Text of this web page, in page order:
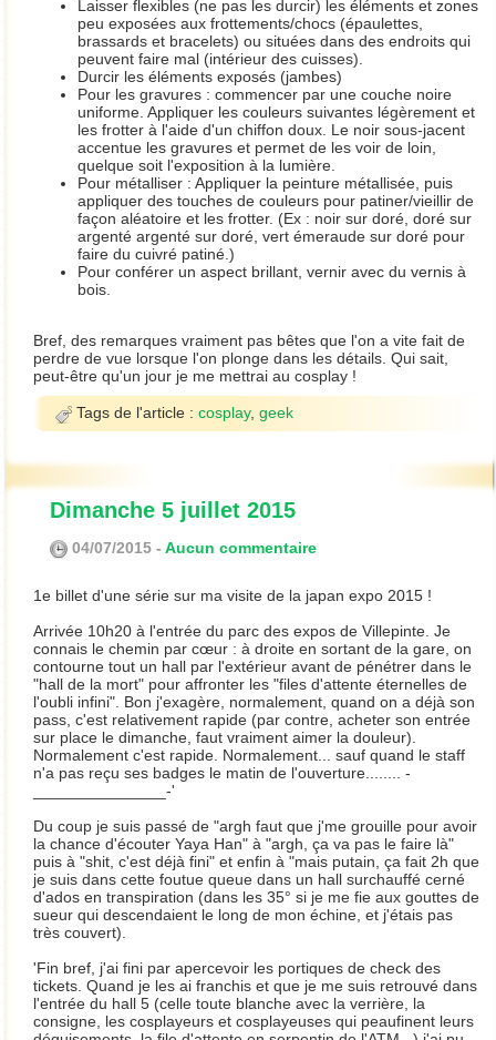
Laisser flexibles (ne pas les durcir) les éléments et zones
peu exposées aux frottements/chocs (épaulettes,
brassards et bracelets) ou situées dans des endroits qui
peuvent faire mal (intérieur des cuisses).
Durcir les éléments exposés (jambes)
Pour les gravures : commencer par une couche noire
uniforme. Appliquer les couleurs suivantes légèrement et
les frotter à l'aide d'un chiffon doux. Le noir sous-jacent
accentue les gravures et permet de les voir de loin,
quelque soit l'exposition à la lumière.
Pour métalliser : Appliquer la peinture métallisée, puis
appliquer des touches de couleurs pour patiner/vieillir de
façon aléatoire et les frotter. (Ex : noir sur doré, doré sur
argenté argenté sur doré, vert émeraude sur doré pour
faire du cuivré patiné.)
Pour conférer un aspect brillant, vernir avec du vernis à
bois.
Bref, des remarques vraiment pas bêtes que l'on a vite fait de
perdre de vue lorsque l'on plonge dans les détails. Qui sait,
peut-être qu'un jour je me mettrai au cosplay !
Tags de l'article :cosplay,geek
Dimanche 5 juillet 2015
04/07/2015 -Aucun commentaire
1e billet d'une série sur ma visite de la japan expo 2015 !
Arrivée 10h20 à l'entrée du parc des expos de Villepinte. Je
connais le chemin par cœur : à droite en sortant de la gare, on
contourne tout un hall par l'extérieur avant de pénétrer dans le
"hall de la mort" pour affronter les "files d'attente éternelles de
l'oubli infini". Bon j'exagère, normalement, quand on a déjà son
pass, c'est relativement rapide (par contre, acheter son entrée
sur place le dimanche, faut vraiment aimer la douleur).
Normalement c'est rapide. Normalement... sauf quand le staff
n'a pas reçu ses badges le matin de l'ouverture........ -
_______________-'
Du coup je suis passé de "argh faut que j'me grouille pour avoir
la chance d'écouter Yaya Han" à "argh, ça va pas le faire là"
puis à "shit, c'est déjà fini" et enfin à "mais putain, ça fait 2h que
je suis dans cette foutue queue dans un hall surchauffé cerné
d'ados en transpiration (dans les 35° si je me fie aux gouttes de
sueur qui descendaient le long de mon échine, et j'étais pas
très couvert).
'Fin bref, j'ai fini par apercevoir les portiques de check des
tickets. Quand je les ai franchis et que je me suis retrouvé dans
l'entrée du hall 5 (celle toute blanche avec la verrière, la
consigne, les cosplayeurs et cosplayeuses qui peaufinent leurs